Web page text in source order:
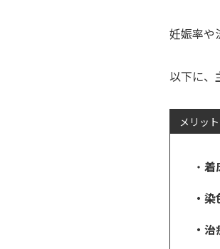
妊娠率や
以下に、
メリット
・ 着
・
・